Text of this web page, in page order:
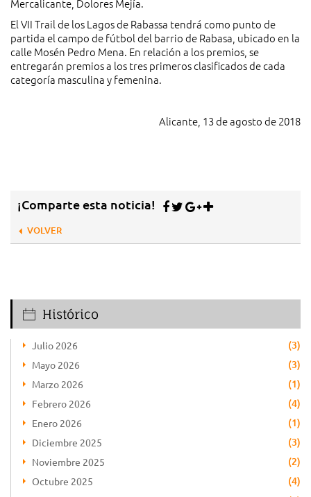
Mercalicante, Dolores Mejía.
El VII Trail de los Lagos de Rabassa tendrá como punto de
partida el campo de fútbol del barrio de Rabasa, ubicado en la
calle Mosén Pedro Mena. En relación a los premios, se
entregarán premios a los tres primeros clasificados de cada
categoría masculina y femenina.
Alicante, 13 de agosto de 2018
¡Comparte esta noticia!
VOLVER
Histórico
Julio 2026 (3)
Mayo 2026 (3)
Marzo 2026 (1)
Febrero 2026 (4)
Enero 2026 (1)
Diciembre 2025 (3)
Noviembre 2025 (2)
Octubre 2025 (4)